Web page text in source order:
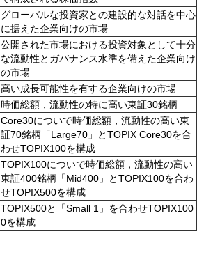
グローバルな投資家との建設的な対話を中心
に据えた企業向けの市場
公開された市場における投資対象として十分
な流動性とガバナンス水準を備えた企業向け
の市場
高い成長可能性を有する企業向けの市場
時価総額，流動性の特に高い東証30銘柄
Core30についで時価総額，流動性の高い東
証70銘柄「Large70」とTOPIX Core30を合
わせTOPIX100を構成
TOPIX100についで時価総額，流動性の高い
東証400銘柄「Mid400」とTOPIX100を合わ
せTOPIX500を構成
TOPIX500と「Small 1」を合わせTOPIX100
0を構成